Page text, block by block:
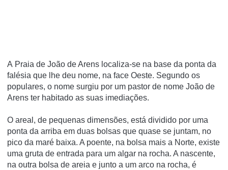
A Praia de João de Arens localiza-se na base da ponta da
falésia que lhe deu nome, na face Oeste. Segundo os
populares, o nome surgiu por um pastor de nome João de
Arens ter habitado as suas imediações.
O areal, de pequenas dimensões, está dividido por uma
ponta da arriba em duas bolsas que quase se juntam, no
pico da maré baixa. A poente, na bolsa mais a Norte, existe
uma gruta de entrada para um algar na rocha. A nascente,
na outra bolsa de areia e junto a um arco na rocha, é